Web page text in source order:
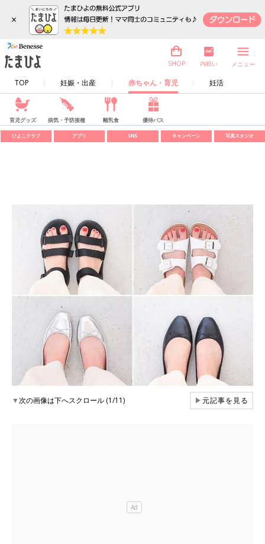
×
TOP 妊娠・出産 赤ちゃん・育児 妊活
SHOP 内祝い メニュー
育児グッズ 病気・予防接種 離乳食 優待パス
ひよこクラブ アプリ SNS キャンペーン 写真スタジオ
▼次の画像は下へスクロール (1/11) ▶元記事を見る